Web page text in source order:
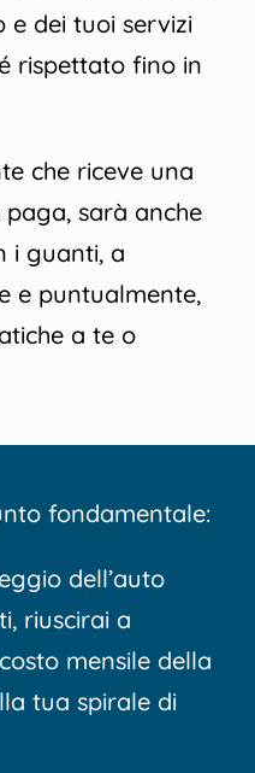
dei tuoi servizi
rispettato fino in
che riceve una
sarà anche
i guanti, a
e puntualmente,
a te o
fondamentale:
dell’auto
riuscirai a
mensile della
tua spirale di